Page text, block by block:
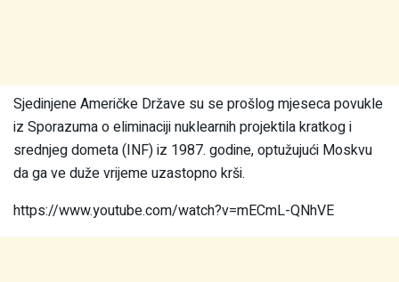
Sjedinjene Američke Države su se prošlog mjeseca povukle
iz Sporazuma o eliminaciji nuklearnih projektila kratkog i
srednjeg dometa (INF) iz 1987. godine, optužujući Moskvu
da ga ve duže vrijeme uzastopno krši.
https://www.youtube.com/watch?v=mECmL-QNhVE